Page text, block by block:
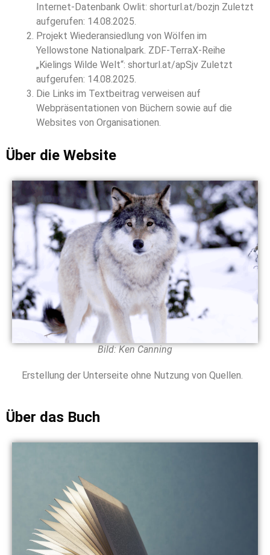
Internet-Datenbank Owlit: shorturl.at/bozjn Zuletzt
aufgerufen: 14.08.2025.
Projekt Wiederansiedlung von Wölfen im
Yellowstone Nationalpark. ZDF-TerraX-Reihe
„Kielings Wilde Welt“: shorturl.at/apSjv Zuletzt
aufgerufen: 14.08.2025.
Die Links im Textbeitrag verweisen auf
Webpräsentationen von Büchern sowie auf die
Websites von Organisationen.
Über die Website
Bild: Ken Canning
Erstellung der Unterseite ohne Nutzung von Quellen.
Über das Buch